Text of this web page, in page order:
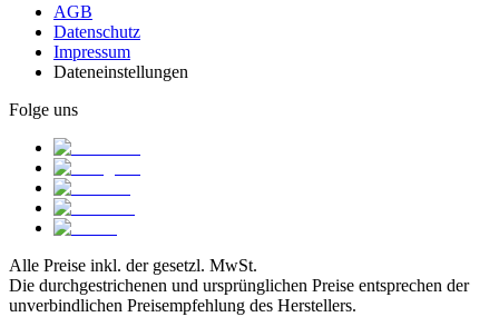
AGB
Datenschutz
Impressum
Dateneinstellungen
Folge uns
Alle Preise inkl. der gesetzl. MwSt.
Die durchgestrichenen und ursprünglichen Preise entsprechen der
unverbindlichen Preisempfehlung des Herstellers.